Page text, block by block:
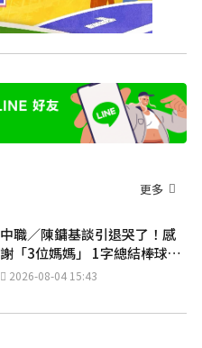
更多
中職／陳鏞基談引退哭了！感
謝「3位媽媽」 1字總結棒球人
生2026-08-04 15:43